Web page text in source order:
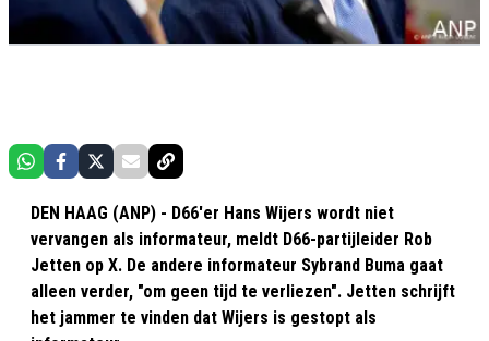
DEN HAAG (ANP) - D66'er Hans Wijers wordt niet
vervangen als informateur, meldt D66-partijleider Rob
Jetten op X. De andere informateur Sybrand Buma gaat
alleen verder, "om geen tijd te verliezen". Jetten schrijft
het jammer te vinden dat Wijers is gestopt als